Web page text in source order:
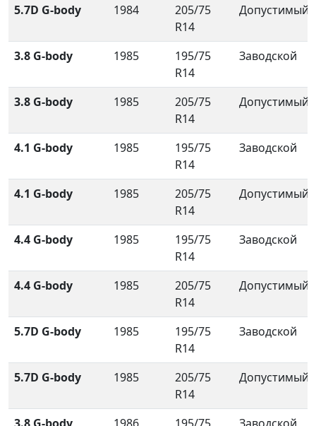
5.7D G-body 1984
205/75
R14
Допустимый
3.8 G-body 1985
195/75
R14
Заводской
3.8 G-body 1985
205/75
R14
Допустимый
4.1 G-body 1985
195/75
R14
Заводской
4.1 G-body 1985
205/75
R14
Допустимый
4.4 G-body 1985
195/75
R14
Заводской
4.4 G-body 1985
205/75
R14
Допустимый
5.7D G-body 1985
195/75
R14
Заводской
5.7D G-body 1985
205/75
R14
Допустимый